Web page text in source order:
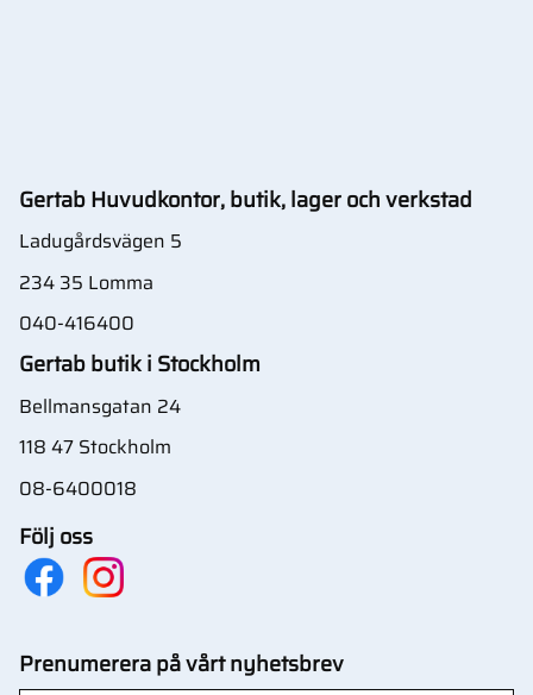
Gertab Huvudkontor, butik, lager och verkstad
Ladugårdsvägen 5
234 35 Lomma
040-416400
Gertab butik i Stockholm
Bellmansgatan 24
118 47 Stockholm
08-6400018
Följ oss
Prenumerera på vårt nyhetsbrev